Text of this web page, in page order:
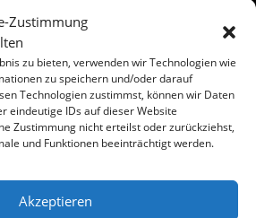
Zustimmung
zu bieten, verwenden wir Technologien wie
zu speichern und/oder darauf
Technologien zustimmst, können wir Daten
eindeutige IDs auf dieser Website
Zustimmung nicht erteilst oder zurückziehst,
und Funktionen beeinträchtigt werden.
Akzeptieren
| Powered by